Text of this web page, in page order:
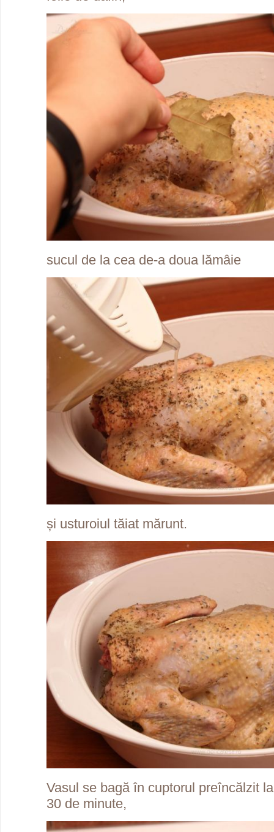
sucul de la cea de-a doua lămâie
și usturoiul tăiat mărunt.
Vasul se bagă în cuptorul preîncălzit
30 de minute,